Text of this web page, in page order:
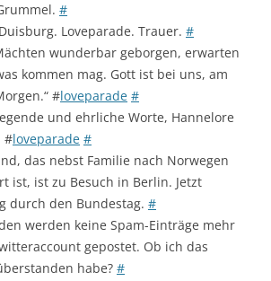
#
Loveparade. Trauer. #
wunderbar geborgen, erwarten
kommen mag. Gott ist bei uns, am
#loveparade #
und ehrliche Worte, Hannelore
#loveparade #
das nebst Familie nach Norwegen
ist, ist zu Besuch in Berlin. Jetzt
durch den Bundestag. #
werden keine Spam-Einträge mehr
gepostet. Ob ich das
habe? #